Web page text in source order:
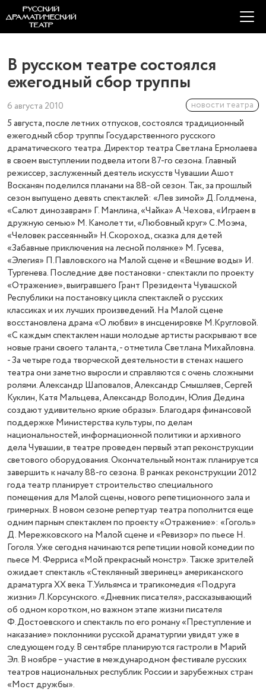
В русском театре состоялся
ежегодный сбор труппы
6 августа 2010 новости театра
5 августа, после летних отпусков, состоялся традиционный
ежегодный сбор труппы Государственного русского
драматического театра. Директор театра Светлана Ермолаева
в своем выступлении подвела итоги 87-го сезона. Главный
режиссер, заслуженный деятель искусств Чувашии Ашот
Восканян поделился планами на 88-ой сезон. Так, за прошлый
сезон выпущено девять спектаклей: «Лев зимой» Д.Голдмена,
«Салют динозаврам» Г. Мамлина, «Чайка» А.Чехова, «Играем в
дружную семью» М. Камолетти, «Любовный круг» С.Моэма,
«Человек рассеянный» Н.Скороход, сказка для детей
«Забавные приключения на лесной полянке» М. Гусева,
«Элегия» П.Павловского на Малой сцене и «Вешние воды» И.
Тургенева. Последние две постановки - спектакли по проекту
«Отражение», выигравшего Грант Президента Чувашской
Республики на постановку цикла спектаклей о русских
классиках и их лучших произведений. На Малой сцене
восстановлена драма «О любви» в инсценировке М.Кругловой.
«С каждым спектаклем наши молодые артисты раскрывают все
новые грани своего таланта, - отметила Светлана Михайловна.
- За четыре года творческой деятельности в стенах нашего
театра они заметно выросли и справляются с очень сложными
ролями. Александр Шаповалов, Александр Смышляев, Сергей
Куклин, Катя Мальцева, Александр Володин, Юлия Дедина
создают удивительно яркие образы». Благодаря финансовой
поддержке Министерства культуры, по делам
национальностей, информационной политики и архивного
дела Чувашии, в театре проведен первый этап реконструкции
светового оборудования. Окончательный монтаж планируется
завершить к началу 88-го сезона. В рамках реконструкции 2012
года театр планирует строительство специального
помещения для Малой сцены, нового репетиционного зала и
гримерных. В новом сезоне репертуар театра пополнится еще
одним парным спектаклем по проекту «Отражение»: «Гоголь»
Д. Мережковского на Малой сцене и «Ревизор» по пьесе Н.
Гоголя. Уже сегодня начинаются репетиции новой комедии по
пьесе М. Ферриса «Мой прекрасный монстр». Также зрителей
ожидает спектакль «Стеклянный зверинец» американского
драматурга ХХ века Т.Уильямса и трагикомедия «Подруга
жизни» Л.Корсунского. «Дневник писателя», рассказывающий
об одном коротком, но важном этапе жизни писателя
Ф.Достоевского и спектакль по его роману «Преступление и
наказание» поклонники русской драматургии увидят уже в
следующем году. В сентябре планируются гастроли в Марий
Эл. В ноябре – участие в международном фестивале русских
театров национальных республик России и зарубежных стран
«Мост дружбы».